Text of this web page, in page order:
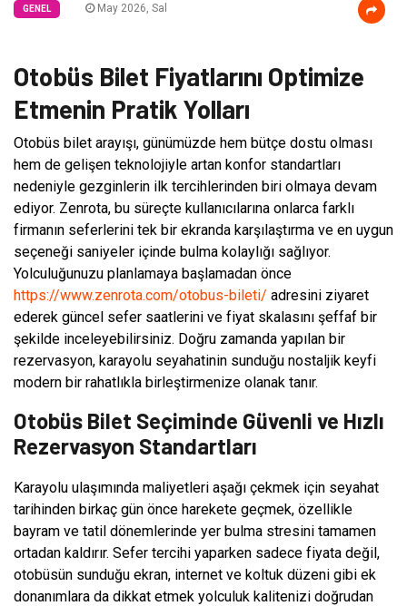
GENEL May 2026, Sal
Otobüs Bilet Fiyatlarını Optimize
Etmenin Pratik Yolları
Otobüs bilet arayışı, günümüzde hem bütçe dostu olması
hem de gelişen teknolojiyle artan konfor standartları
nedeniyle gezginlerin ilk tercihlerinden biri olmaya devam
ediyor. Zenrota, bu süreçte kullanıcılarına onlarca farklı
firmanın seferlerini tek bir ekranda karşılaştırma ve en uygun
seçeneği saniyeler içinde bulma kolaylığı sağlıyor.
Yolculuğunuzu planlamaya başlamadan önce
https://www.zenrota.com/otobus-bileti/ adresini ziyaret
ederek güncel sefer saatlerini ve fiyat skalasını şeffaf bir
şekilde inceleyebilirsiniz. Doğru zamanda yapılan bir
rezervasyon, karayolu seyahatinin sunduğu nostaljik keyfi
modern bir rahatlıkla birleştirmenize olanak tanır.
Otobüs Bilet Seçiminde Güvenli ve Hızlı
Rezervasyon Standartları
Karayolu ulaşımında maliyetleri aşağı çekmek için seyahat
tarihinden birkaç gün önce harekete geçmek, özellikle
bayram ve tatil dönemlerinde yer bulma stresini tamamen
ortadan kaldırır. Sefer tercihi yaparken sadece fiyata değil,
otobüsün sunduğu ekran, internet ve koltuk düzeni gibi ek
donanımlara da dikkat etmek yolculuk kalitenizi doğrudan